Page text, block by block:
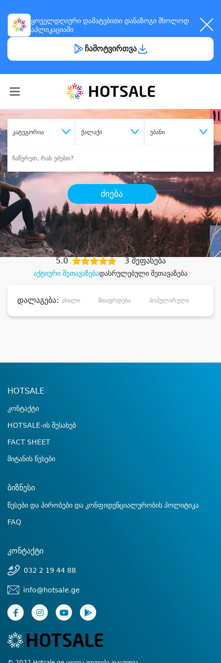
ყოველდღიური დამატებითი დანაზოგი მხოლოდ
აპლიკაციაში
ჩამოტვირთვა
კატეგორია ქალაქი უბანი
ძიება
შეიძინესასურველი მომსახურება
დიდი დანაზოგით
აქტიური შეთავაზებადასრულებული შეთავაზება
5.0 3 შეფასება
დალაგება: ახალი მთავრდება პოპულარული
HOTSALE
კონტაქტი
HOTSALE-ის შესახებ
FACT SHEET
მიტანის წესები
ბიზნესი
წესები და პირობები და კონფიდენციალურობის პოლიტიკა
FAQ
კონტაქტი
032 2 19 44 88
info@hotsale.ge